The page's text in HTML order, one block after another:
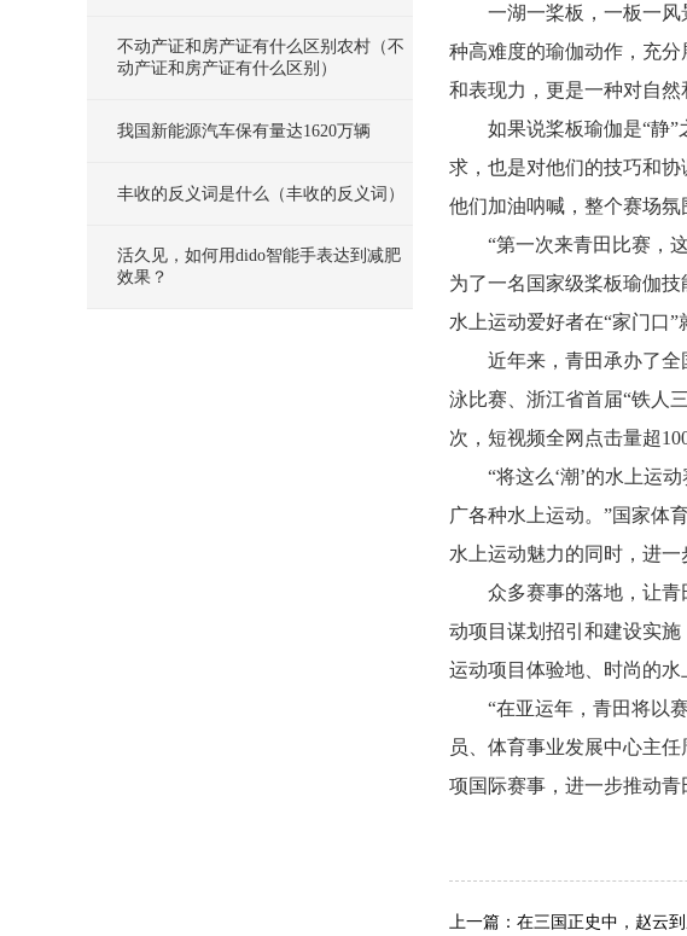
不动产证和房产证有什么区别农村（不
动产证和房产证有什么区别）
我国新能源汽车保有量达1620万辆
丰收的反义词是什么（丰收的反义词）
活久见，如何用dido智能手表达到减肥
效果？
一湖一桨板，一板一
种高难度的瑜伽动作，充
和表现力，更是一种对自然
如果说桨板瑜伽是“静
求，也是对他们的技巧和
他们加油呐喊，整个赛场氛
“第一次来青田比赛，
为了一名国家级桨板瑜伽
水上运动爱好者在“家门口
近年来，青田承办了
泳比赛、浙江省首届“铁人
次，短视频全网点击量超
“将这么‘潮’的水上运
广各种水上运动。”国家体
水上运动魅力的同时，进一
众多赛事的落地，让
动项目谋划招引和建设实
运动项目体验地、时尚的水
“在亚运年，青田将以
员、体育事业发展中心主
项国际赛事，进一步推动青
上一篇：在三国正史中，赵云